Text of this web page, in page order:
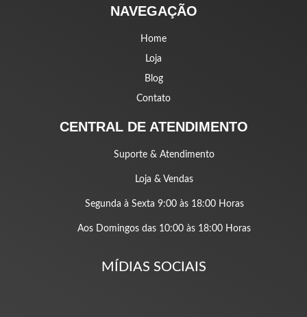
NAVEGAÇÃO
Home
Loja
Blog
Contato
CENTRAL DE ATENDIMENTO
Suporte & Atendimento
Loja & Vendas
Segunda à Sexta 9:00 às 18:00 Horas
Aos Domingos das 10:00 às 18:00 Horas
MÍDIAS SOCIAIS